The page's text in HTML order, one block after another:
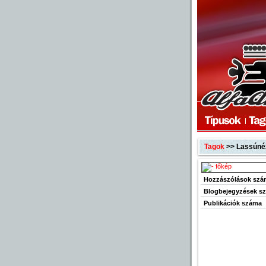
Tagok>>
Hozzászólások
Blogbejegyzések
Publikációk száma